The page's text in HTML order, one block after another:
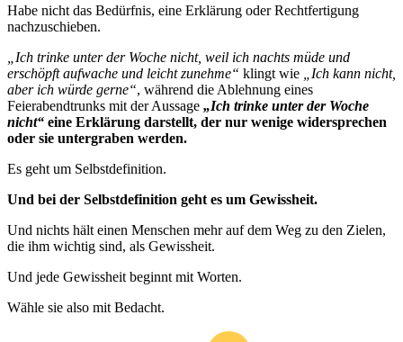
Habe nicht das Bedürfnis, eine Erklärung oder Rechtfertigung
nachzuschieben.
„Ich trinke unter der Woche nicht, weil ich nachts müde und
erschöpft aufwache und leicht zunehme“ klingt wie „Ich kann nicht,
aber ich würde gerne“, während die Ablehnung eines
Feierabendtrunks mit der Aussage „Ich trinke unter der Woche
nicht“ eine Erklärung darstellt, der nur wenige widersprechen
oder sie untergraben werden.
Es geht um Selbstdefinition.
Und bei der Selbstdefinition geht es um Gewissheit.
Und nichts hält einen Menschen mehr auf dem Weg zu den Zielen,
die ihm wichtig sind, als Gewissheit.
Und jede Gewissheit beginnt mit Worten.
Wähle sie also mit Bedacht.